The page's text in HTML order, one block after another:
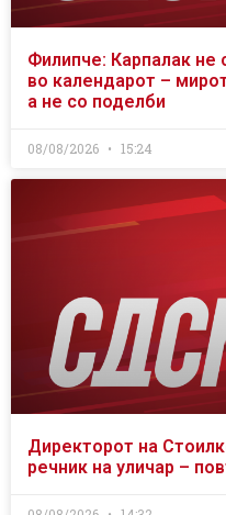
Филипче: Карпалак
во календарот –
а не со поделби
08/08/2026 15:24
Директорот на
речник на уличар –